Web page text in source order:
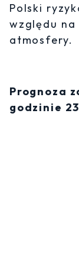
Polski
względu na
atmosfery.
Prognoza
godzinie